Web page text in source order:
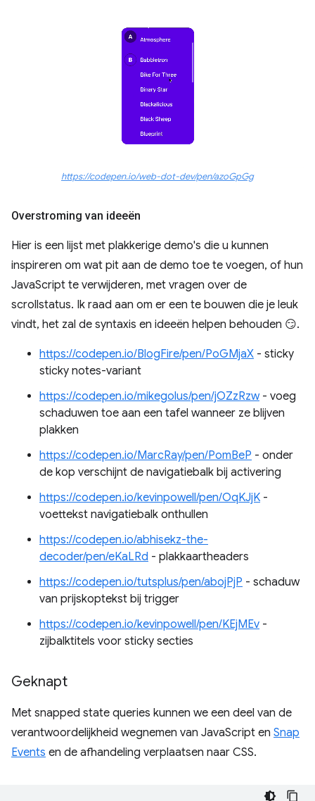
https://codepen.io/web-dot-dev/pen/azoGpGg
Overstroming van ideeën
Hier is een lijst met plakkerige demo's die u kunnen
inspireren om wat pit aan de demo toe te voegen, of hun
JavaScript te verwijderen, met vragen over de
scrollstatus. Ik raad aan om er een te bouwen die je leuk
vindt, het zal de syntaxis en ideeën helpen behouden 😏.
https://codepen.io/BlogFire/pen/PoGMjaX - sticky
sticky notes-variant
https://codepen.io/mikegolus/pen/jOZzRzw- voeg
schaduwen toe aan een tafel wanneer ze blijven
plakken
https://codepen.io/MarcRay/pen/PomBeP - onder
de kop verschijnt de navigatiebalk bij activering
https://codepen.io/kevinpowell/pen/OqKJjK -
voettekst navigatiebalk onthullen
https://codepen.io/abhisekz-the-
decoder/pen/eKaLRd - plakkaartheaders
https://codepen.io/tutsplus/pen/abojPjP - schaduw
van prijskoptekst bij trigger
https://codepen.io/kevinpowell/pen/KEjMEv -
zijbalktitels voor sticky secties
Geknapt
Met snapped state queries kunnen we een deel van de
verantwoordelijkheid wegnemen van JavaScript en Snap
Events en de afhandeling verplaatsen naar CSS.